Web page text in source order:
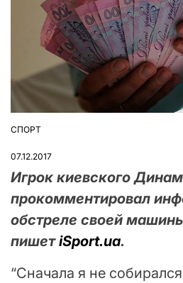
ОПУБЛІКУВАТИ
СПОРТ
07.12.2017
Игрок киевского
прокомментировал
обстреле своей
пишетiSport.ua.
“Сначала я не